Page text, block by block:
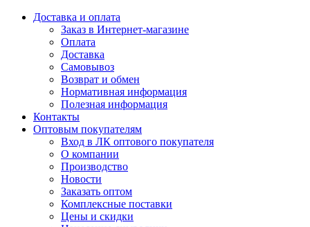
Доставка и оплата
Заказ в Интернет-магазине
Оплата
Доставка
Самовывоз
Возврат и обмен
Нормативная информация
Полезная информация
Контакты
Оптовым покупателям
Вход в ЛК оптового покупателя
О компании
Производство
Новости
Заказать оптом
Комплексные поставки
Цены и скидки